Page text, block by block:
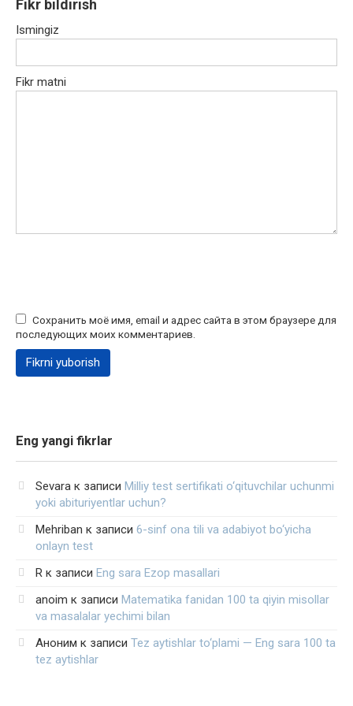
Fikr bildirish
Ismingiz
Fikr matni
Сохранить моё имя, email и адрес сайта в этом браузере для
последующих моих комментариев.
Eng yangi fikrlar
Sevara к записи Milliy test sertifikati o‘qituvchilar uchunmi
yoki abituriyentlar uchun?
Mehriban к записи 6-sinf ona tili va adabiyot bo‘yicha
onlayn test
R к записи Eng sara Ezop masallari
anoim к записи Matematika fanidan 100 ta qiyin misollar
va masalalar yechimi bilan
Аноним к записи Tez aytishlar to‘plami — Eng sara 100 ta
tez aytishlar